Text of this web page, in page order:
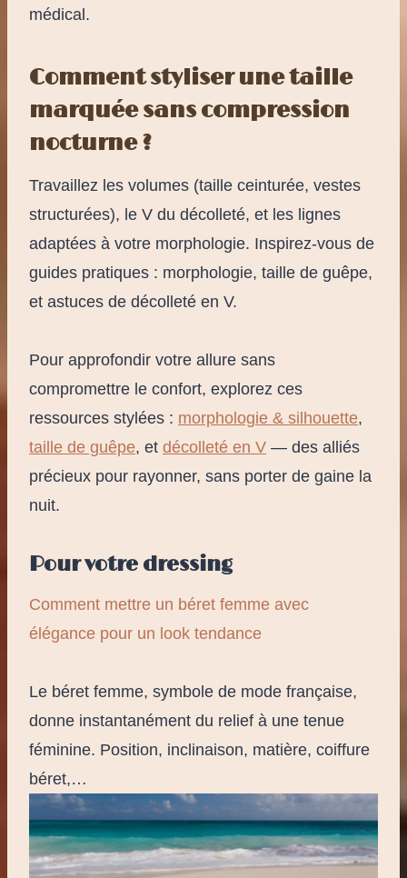
médical.
Comment styliser une taille
marquée sans compression
nocturne ?
Travaillez les volumes (taille ceinturée, vestes
structurées), le V du décolleté, et les lignes
adaptées à votre morphologie. Inspirez-vous de
guides pratiques : morphologie, taille de guêpe,
et astuces de décolleté en V.
Pour approfondir votre allure sans
compromettre le confort, explorez ces
ressources stylées : morphologie & silhouette,
taille de guêpe, et décolleté en V — des alliés
précieux pour rayonner, sans porter de gaine la
nuit.
Pour votre dressing
Comment mettre un béret femme avec
élégance pour un look tendance
Le béret femme, symbole de mode française,
donne instantanément du relief à une tenue
féminine. Position, inclinaison, matière, coiffure
béret,…